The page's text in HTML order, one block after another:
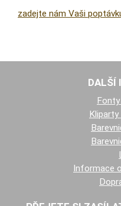
zadejte nám Vaši
DALŠÍ
Informace